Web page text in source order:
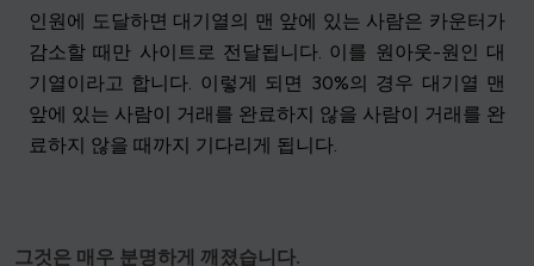
인원에 도달하면 대기열의 맨 앞에 있는 사람은 카운터가
감소할 때만 사이트로 전달됩니다. 이를 원아웃-원인 대
기열이라고 합니다. 이렇게 되면 30%의 경우 대기열 맨
앞에 있는 사람이 거래를 완료하지 않을 사람이 거래를 완
료하지 않을 때까지 기다리게 됩니다.
그것은 매우 분명하게 깨졌습니다.